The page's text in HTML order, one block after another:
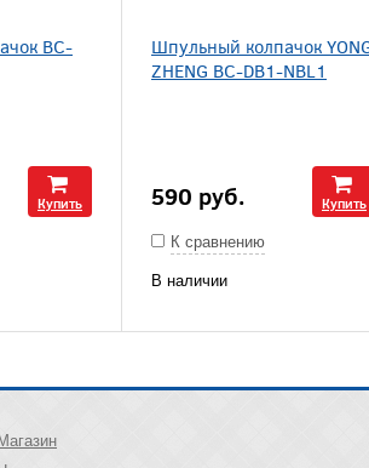
BC-
Купить
Шпульный колпачок
ZHENG BC-DB1-NBL1
590 руб. Купить
К сравнению
В наличии
Магазин